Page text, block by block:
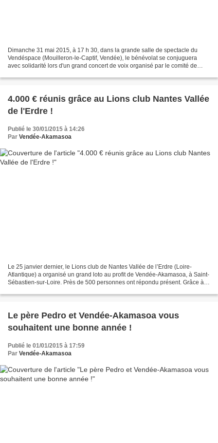
Dimanche 31 mai 2015, à 17 h 30, dans la grande salle de spectacle du
Vendéspace (Mouilleron-le-Captif, Vendée), le bénévolat se conjuguera
avec solidarité lors d'un grand concert de voix organisé par le comité de
4.000 € réunis grâce au Lions club Nantes Vallée
de l'Erdre !
Publié le 30/01/2015 à 14:26
Par Vendée-Akamasoa
Le 25 janvier dernier, le Lions club de Nantes Vallée de l’Erdre (Loire-
Atlantique) a organisé un grand loto au profit de Vendée-Akamasoa, à Saint-
Sébastien-sur-Loire. Près de 500 personnes ont répondu présent. Grâce à
Le père Pedro et Vendée-Akamasoa vous
souhaitent une bonne année !
Publié le 01/01/2015 à 17:59
Par Vendée-Akamasoa